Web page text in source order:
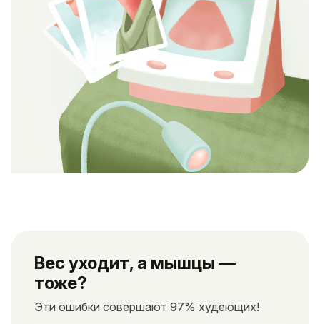
Вес уходит, а мышцы —
тоже?
Эти ошибки совершают 97% худеющих!